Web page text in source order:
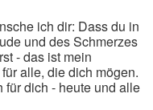
ich dir: Dass du in
und des Schmerzes
- das ist mein
alle, die dich mögen.
für dich - heute und alle